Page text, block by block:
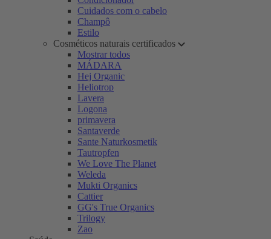
Cuidados com o cabelo
Champô
Estilo
Cosméticos naturais certificados
Mostrar todos
MÁDARA
Hej Organic
Heliotrop
Lavera
Logona
primavera
Santaverde
Sante Naturkosmetik
Tautropfen
We Love The Planet
Weleda
Mukti Organics
Cattier
GG's True Organics
Trilogy
Zao